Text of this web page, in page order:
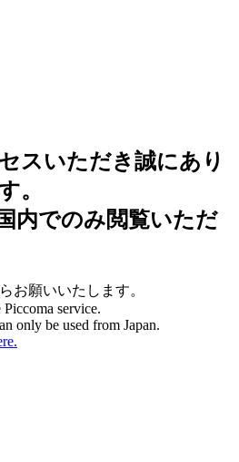
スいただき誠にあり
。
内でのみ閲覧いただ
お願いいたします。
service.
only be used from Japan.